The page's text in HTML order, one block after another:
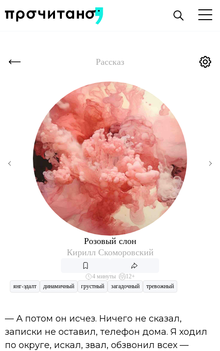
Рассказ
Розовый слон
Кирилл Скоморовский
4 минуты
12+
янг-эдалт
динамичный грустный загадочный тревожный
— А потом он исчез. Ничего не сказал,
записки не оставил, телефон дома. Я ходил
по округе, искал, звал, обзвонил всех —